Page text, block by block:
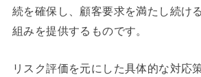
続を確保し、顧客要求を満たし続け
組みを提供するものです。
リスク評価を元にした具体的な対応